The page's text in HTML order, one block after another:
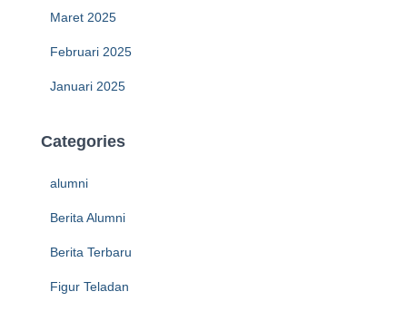
Maret 2025
Februari 2025
Januari 2025
Categories
alumni
Berita Alumni
Berita Terbaru
Figur Teladan